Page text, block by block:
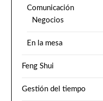
Comunicación
Negocios
En la mesa
Feng Shui
Gestión del tiempo